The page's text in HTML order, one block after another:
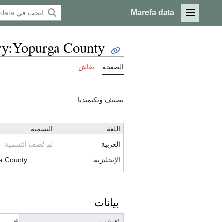
القائمة الرئيسية
Marefa data
County
الصفحة نقاش
تصنيف ويكيميديا
اللغة
التسمية
العربية
لم تُضف التسمية
الإنجليزية
County
بيانات